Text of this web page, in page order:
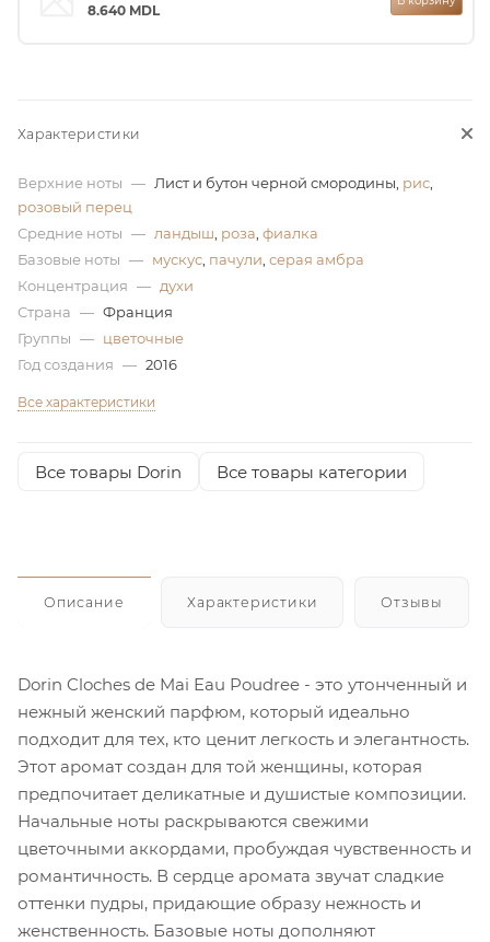
8.640 MDL
Характеристики
Верхние ноты — Лист и бутон черной смородины, рис
розовый перец
Средние ноты — ландыш роза фиалка
Базовые ноты — мускус пачули серая амбра
Концентрация — духи
Страна — Франция
Группы — цветочные
Год создания — 2016
Все характеристики
Все товары Dorin Все товары категории
Описание Характеристики Отзывы
Dorin Cloches de Mai Eau Poudree - это утонченный и
нежный женский парфюм, который идеально
подходит для тех, кто ценит легкость и элегантность.
Этот аромат создан для той женщины, которая
предпочитает деликатные и душистые композиции.
Начальные ноты раскрываются свежими
цветочными аккордами, пробуждая чувственность и
романтичность. В сердце аромата звучат сладкие
оттенки пудры, придающие образу нежность и
женственность. Базовые ноты дополняют